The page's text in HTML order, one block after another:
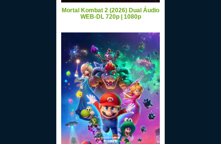
Mortal Kombat 2 (2026) Dual Áudio
WEB-DL 720p | 1080p